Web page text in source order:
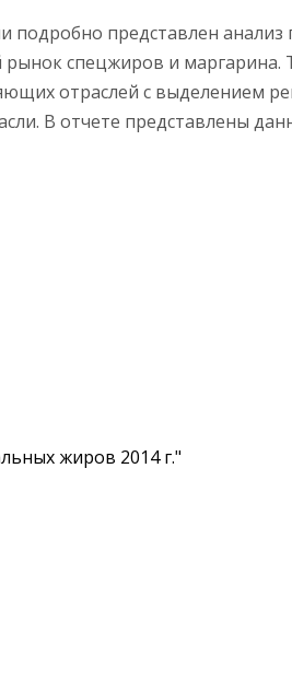
подробно представлен анализ
спецжиров и маргарина.
отраслей с выделением
В отчете представлены
жиров 2014 г."